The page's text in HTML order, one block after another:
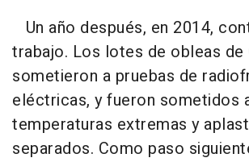
Un año después, en 2014,
trabajo. Los lotes de obleas de
sometieron a pruebas de
eléctricas, y fueron sometidos
temperaturas extremas y
separados. Como paso